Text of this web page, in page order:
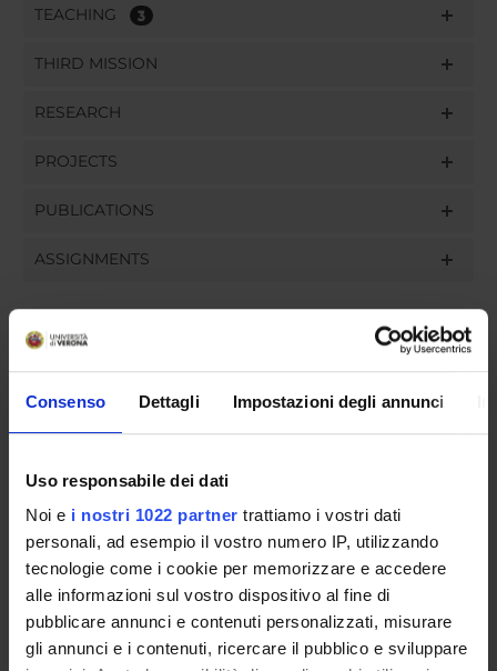
Consenso Dettagli Impostazioni degli annunci
Uso responsabile dei dati
Noi e i nostri 1022 partner trattiamo i vostri dati
personali, ad esempio il vostro numero IP, utilizzando
tecnologie come i cookie per memorizzare e accedere
alle informazioni sul vostro dispositivo al fine di
pubblicare annunci e contenuti personalizzati, misurare
gli annunci e i contenuti, ricercare il pubblico e sviluppare
TEACHING 3
THIRD MISSION
RESEARCH
PROJECTS
PUBLICATIONS
ASSIGNMENTS
GOVERNANCE
COMMITTEES
DEPARTMENT ADMINISTRATION OFFICES
STUDENT ADMINISTRATION OFFICES
DEPARTMENT FACILITIES